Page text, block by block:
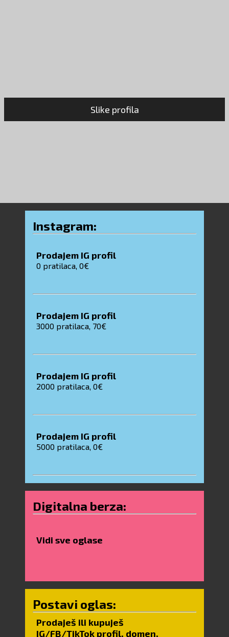
Slike profila
Instagram:
Prodajem IG profil
0 pratilaca, 0€
Prodajem IG profil
3000 pratilaca, 70€
Prodajem IG profil
2000 pratilaca, 0€
Prodajem IG profil
5000 pratilaca, 0€
Digitalna berza:
Vidi sve oglase
Postavi oglas:
Prodaješ ili kupuješ
IG/FB/TikTok profil, domen,